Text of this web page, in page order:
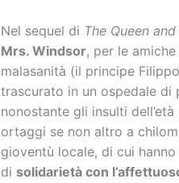
Nel sequel di The Queen and
Mrs. Windsor, per le
malasanità (il principe
trascurato in un ospedale di
nonostante gli insulti
ortaggi se non altro a
gioventù locale, di cui
di solidarietà con